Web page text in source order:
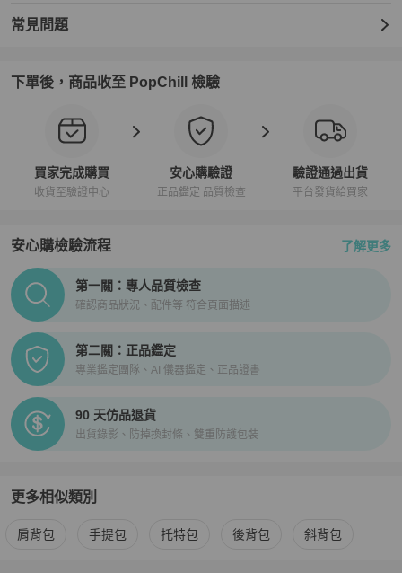
常見問題
下單後，商品收至 PopChill 檢驗
買家完成購買
收貨至驗證中心
安心購驗證
正品鑑定 品質檢查
驗證通過出貨
平台發貨給買家
安心購檢驗流程 了解更多
PopChill拍拍圈正品驗證、安心購檢驗流程介紹
第一關：專人品質檢查
確認商品狀況、配件等 符合頁面描述
第二關：正品鑑定
專業鑑定團隊、AI 儀器鑑定、正品證書
90 天仿品退貨
出貨錄影、防掉換封條、雙重防護包裝
更多相似類別
更多Hermès 女包相似商品推薦
肩背包 手提包 托特包 後背包 斜背包